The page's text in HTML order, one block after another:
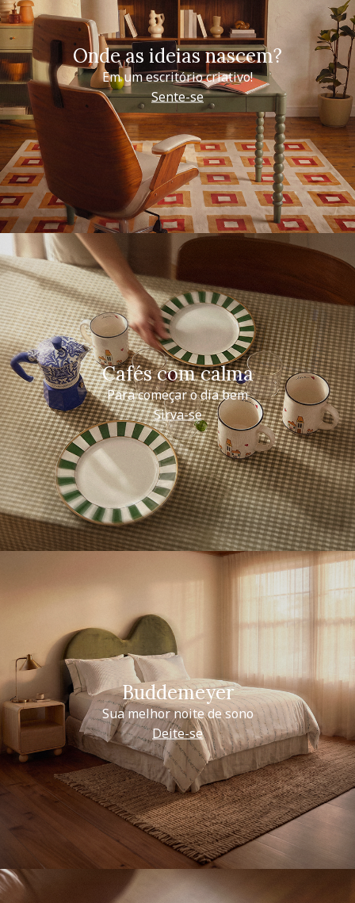
Onde as ideias nascem?
Em um escritório criativo!
Sente-se
Cafés com calma
Para começar o dia bem
Sirva-se
Buddemeyer
Sua melhor noite de sono
Deite-se